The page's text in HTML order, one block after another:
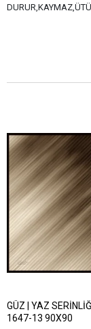
GÜZ | YAZ
1647-13 90X90